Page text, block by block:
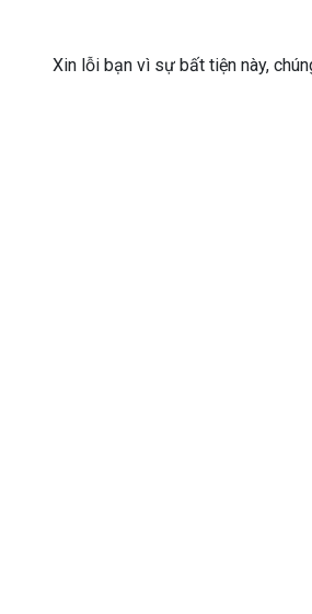
Xin lỗi bạn vì sự bất tiện này,